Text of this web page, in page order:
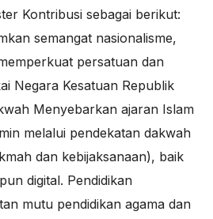
Kontribusi sebagai berikut:
semangat nasionalisme,
persatuan dan
Negara Kesatuan Republik
Menyebarkan ajaran Islam
melalui pendekatan dakwah
dan kebijaksanaan), baik
digital. Pendidikan
mutu pendidikan agama dan